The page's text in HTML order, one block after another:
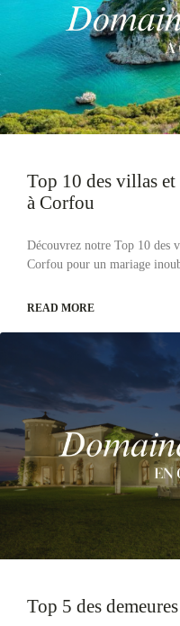
Top 10 des villas
à Corfou
Découvrez notre Top 10 des
Corfou pour un mariage
READ MORE
Top 5 des